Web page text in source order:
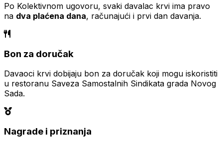
Po Kolektivnom ugovoru, svaki davalac krvi ima pravo
na dva plaćena dana, računajući i prvi dan davanja.
Bon za doručak
Davaoci krvi dobijaju bon za doručak koji mogu iskoristiti
u restoranu Saveza Samostalnih Sindikata grada Novog
Sada.
Nagrade i priznanja